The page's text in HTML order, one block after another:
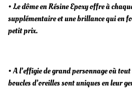
• Le dôme en Résine Epoxy offre à
supplémentaire et une brillance qui en
petit prix.
• A l’effigie de grand personnage où
boucles d’oreilles sont uniques en leur